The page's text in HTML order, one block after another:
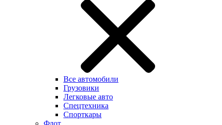
Все автомобили
Грузовики
Легковые авто
Спецтехника
Спорткары
Флот